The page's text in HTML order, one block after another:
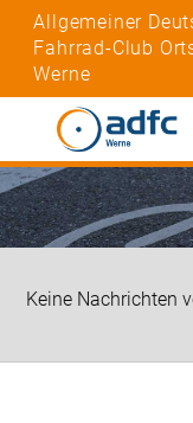
Allgemeiner
Fahrrad-Club
Werne
Keine Nachrichten